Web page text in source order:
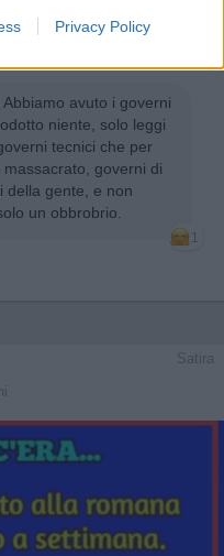
Privacy Policy
avuto i governi
niente, solo leggi
tecnici che per
governi di
della gente, e non
un obbrobrio.
1
Satira